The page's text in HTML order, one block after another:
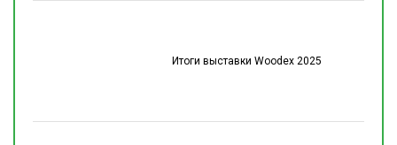
Итоги выставки Woodex 2025